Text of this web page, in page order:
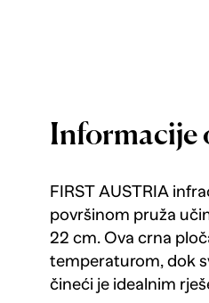
Informacije
FIRST AUSTRIA
površinom pruža
22 cm. Ova crna
temperaturom, dok
čineći je idealnim